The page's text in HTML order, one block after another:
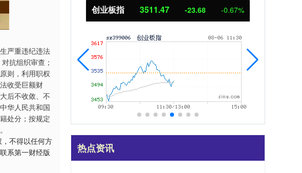
严重违纪违法
抗组织审查；
则，利用职权
收受巨额财
后不收敛、不
华人民共和国
处分；按规定
不得以任何方
系第一财经版
创业板指 3511.47 -23.68 -0.67%
热点资讯